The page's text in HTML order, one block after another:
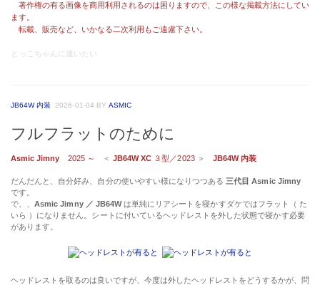
著作権の有る画像を商用利用されるのは困りますので、この様な掲載方法にしてい
ます。
転載、販売など、いかなる二次利用もご遠慮下さい。
とっこちゃんに逢いたい
JB64W 内装 2026-01-04 BY ASMIC
フルフラットのために
Asmic Jimny 2025 ～ ＜ JB64W XC ３型／2023＞ JB64W 内装
だんだんと、自分好み、自分の使いやすい様になりつつある 三代目 Asmic Jimny
です。
で、、Asmic Jimny ／ JB64Wは単純にリアシートを寝かすダケではフラット（ た
いら ）になりません。シートに付いているヘッドレストを外した状態で寝かす必要
があります。
ヘッドレストを取るのは良いですが、今度は外したヘッドレストをどうするかが、問